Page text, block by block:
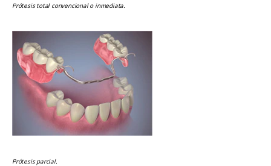
Prótesis total convencional o inmediata.
Prótesis parcial.